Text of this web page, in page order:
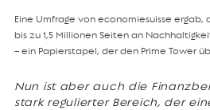
Eine Umfrage von economiesuisse ergab,
bis zu 1,5 Millionen Seiten an
– ein Papierstapel, der den Prime Tower
Nun ist aber auch die
stark regulierter Bereich, der